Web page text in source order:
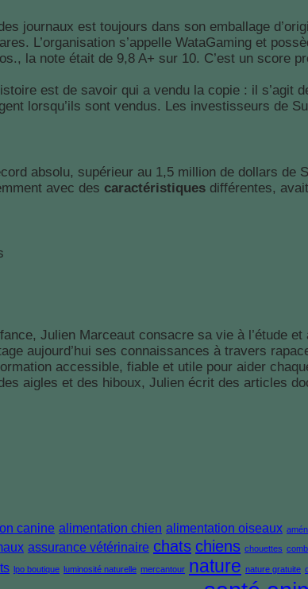
journaux est toujours dans son emballage
L’organisation s’appelle WataGaming et
la note était de 9,8 A+ sur 10. C’est un score
est de savoir qui a vendu la copie : il s’agit
lorsqu’ils sont vendus. Les investisseurs de
absolu, supérieur au 1,5 million de dollars
avec des caractéristiques différentes,
Julien Marceaut consacre sa vie à l’étude
aujourd’hui ses connaissances à travers
accessible, fiable et utile pour aider
aigles et des hiboux, Julien écrit des articles
canine alimentation chien alimentation oiseaux
assurance vétérinaire chats chiens chouettes
lpo boutique luminosité naturelle mercantour nature nature gratuite